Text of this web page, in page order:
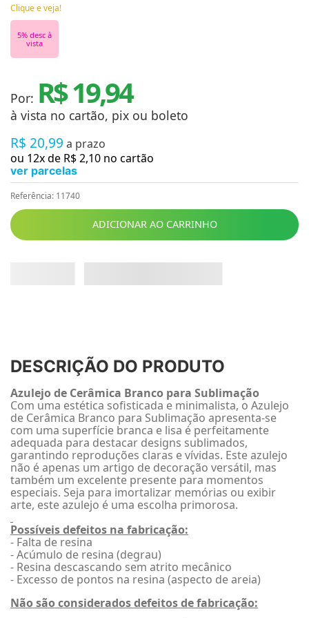
Clique e veja!
5% desc à
vista
Por: R$ 19,94
à vista no cartão, pix ou boleto
R$ 20,99 a prazo
ou 12x de R$2,10 no cartão
ver parcelas
Referência: 11740
ADICIONAR AO CARRINHO
DESCRIÇÃO DO PRODUTO
Azulejo de Cerâmica Branco para Sublimação
Com uma estética sofisticada e minimalista, o Azulejo
de Cerâmica Branco para Sublimação apresenta-se
com uma superfície branca e lisa é perfeitamente
adequada para destacar designs sublimados,
garantindo reproduções claras e vívidas. Este azulejo
não é apenas um artigo de decoração versátil, mas
também um excelente presente para momentos
especiais. Seja para imortalizar memórias ou exibir
arte, este azulejo é uma escolha primorosa.
Possíveis defeitos na fabricação:
- Falta de resina
- Acúmulo de resina (degrau)
- Resina descascando sem atrito mecânico
- Excesso de pontos na resina (aspecto de areia)
Não são considerados defeitos de fabricação: